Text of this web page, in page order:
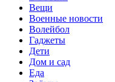
Вещи
Военные новости
Волейбол
Гаджеты
Дети
Дом и сад
Еда